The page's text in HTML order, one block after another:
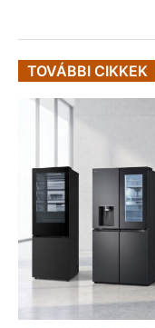
TOVÁBBI CIKKEK